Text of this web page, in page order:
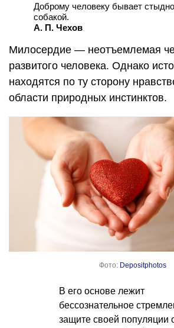
Доброму человеку бывает
собакой.
А. П. Чехов
Милосердие — неотъемлемая
развитого человека. Однако
находятся по ту сторону
области природных инстинктов.
Фото: Depositphotos
В его основе лежит
бессознательное
защите своей популяции